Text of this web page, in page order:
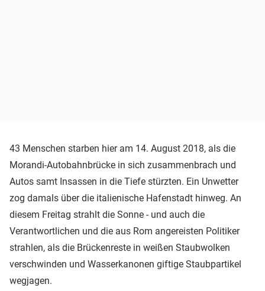
43 Menschen starben hier am 14. August 2018, als die
Morandi-Autobahnbrücke in sich zusammenbrach und
Autos samt Insassen in die Tiefe stürzten. Ein Unwetter
zog damals über die italienische Hafenstadt hinweg. An
diesem Freitag strahlt die Sonne - und auch die
Verantwortlichen und die aus Rom angereisten Politiker
strahlen, als die Brückenreste in weißen Staubwolken
verschwinden und Wasserkanonen giftige Staubpartikel
wegjagen.